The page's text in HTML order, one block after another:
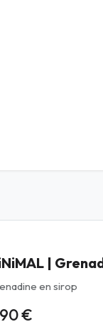
|
en sirop
€